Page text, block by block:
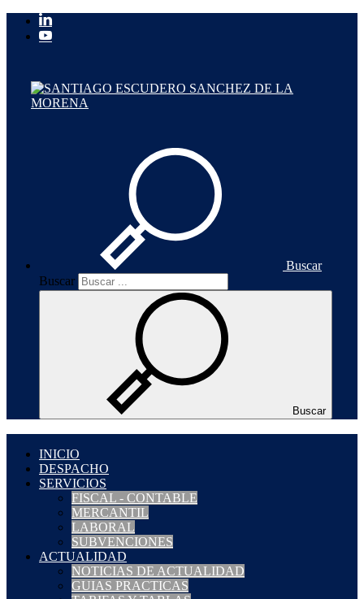
Buscar
Buscar
Buscar
INICIO
DESPACHO
SERVICIOS
FISCAL - CONTABLE
MERCANTIL
LABORAL
SUBVENCIONES
ACTUALIDAD
NOTICIAS DE ACTUALIDAD
GUIAS PRACTICAS